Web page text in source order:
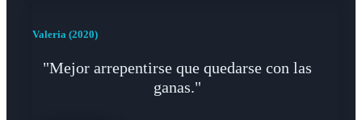
Valeria (2020)
"Mejor arrepentirse que quedarse con las
ganas."